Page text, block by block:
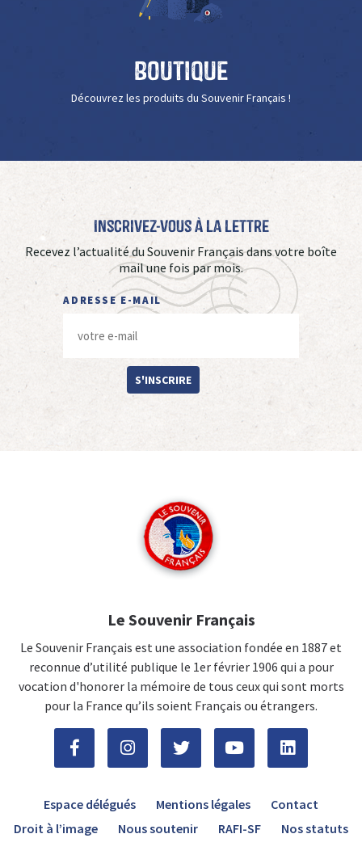
Boutique
Découvrez les produits du Souvenir Français !
Inscrivez-vous à La Lettre
Recevez l’actualité du Souvenir Français dans votre boîte
mail une fois par mois.
ADRESSE E-MAIL
S'INSCRIRE
Le Souvenir Français
Le Souvenir Français est une association fondée en 1887 et
reconnue d’utilité publique le 1er février 1906 qui a pour
vocation d'honorer la mémoire de tous ceux qui sont morts
pour la France qu’ils soient Français ou étrangers.
Espace délégués Mentions légales
Contact
Droit à l’image
Nous soutenir RAFI-SF Nos statuts